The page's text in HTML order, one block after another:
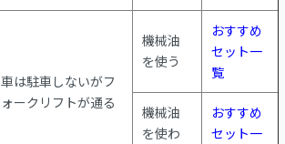
車は駐車しないがフ
ォークリフトが通る
機械油
を使う
おすすめ
セット一
覧
機械油
を使わ
おすすめ
セット一